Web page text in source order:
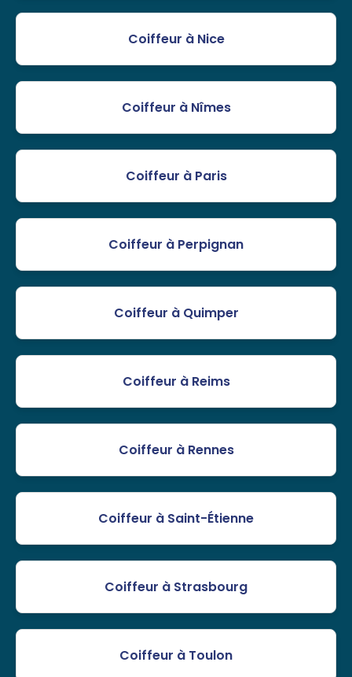
Coiffeur à Nice
Coiffeur à Nîmes
Coiffeur à Paris
Coiffeur à Perpignan
Coiffeur à Quimper
Coiffeur à Reims
Coiffeur à Rennes
Coiffeur à Saint-Étienne
Coiffeur à Strasbourg
Coiffeur à Toulon